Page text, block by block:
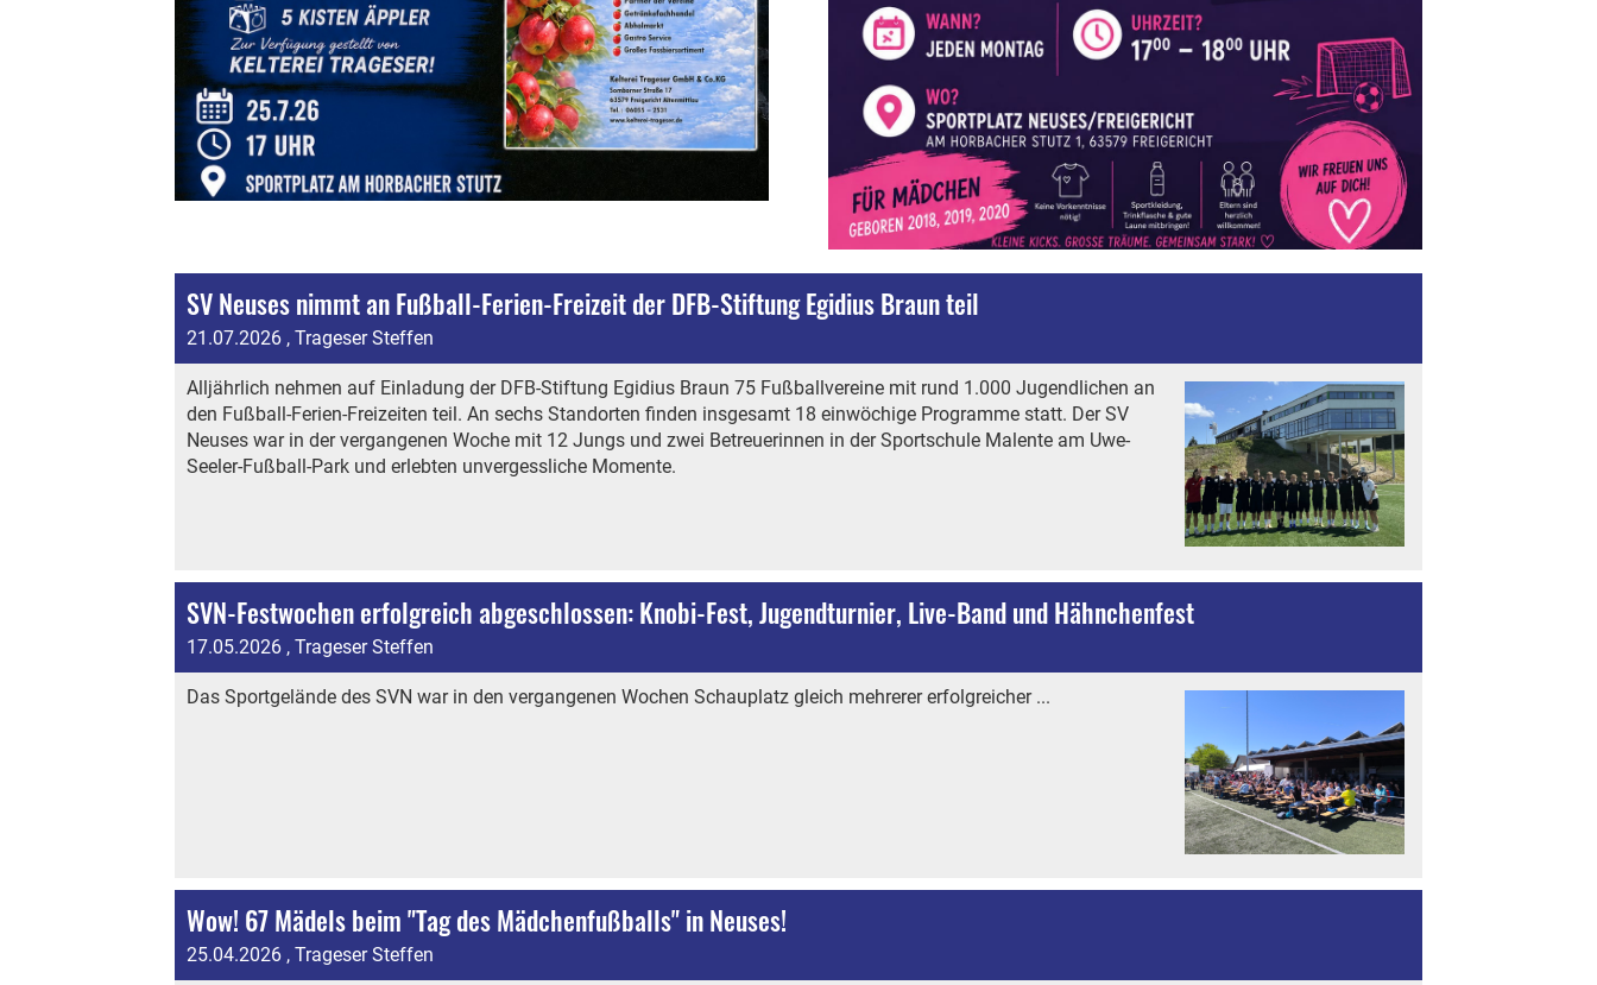
SV Neuses nimmt an Fußball-Ferien-Freizeit der DFB-Stiftung Egidius Braun teil
21.07.2026 , Trageser Steffen
Alljährlich nehmen auf Einladung der DFB-Stiftung Egidius Braun 75 Fußballvereine mit rund 1.000 Jugendlichen an
den Fußball-Ferien-Freizeiten teil. An sechs Standorten finden insgesamt 18 einwöchige Programme statt. Der SV
Neuses war in der vergangenen Woche mit 12 Jungs und zwei Betreuerinnen in der Sportschule Malente am Uwe-
Seeler-Fußball-Park und erlebten unvergessliche Momente.
SVN-Festwochen erfolgreich abgeschlossen: Knobi-Fest, Jugendturnier, Live-Band und Hähnchenfest
17.05.2026 , Trageser Steffen
Das Sportgelände des SVN war in den vergangenen Wochen Schauplatz gleich mehrerer erfolgreicher ...
Wow! 67 Mädels beim "Tag des Mädchenfußballs" in Neuses!
25.04.2026 , Trageser Steffen